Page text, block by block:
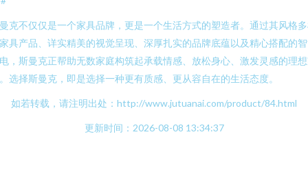
克不仅仅是一个家具品牌，更是一个生活方式的塑造者。通过其风格
具产品、详实精美的视觉呈现、深厚扎实的品牌底蕴以及精心搭配的
，斯曼克正帮助无数家庭构筑起承载情感、放松身心、激发灵感的理
选择斯曼克，即是选择一种更有质感、更从容自在的生活态度。
如若转载，请注明出处：http://www.jutuanai.com/product/84.html
更新时间：2026-08-08 13:34:37